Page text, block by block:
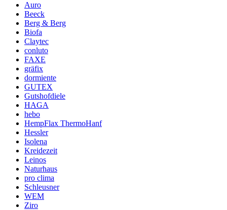
Auro
Beeck
Berg & Berg
Biofa
Claytec
conluto
FAXE
gräfix
dormiente
GUTEX
Gutshofdiele
HAGA
hebo
HempFlax ThermoHanf
Hessler
Isolena
Kreidezeit
Leinos
Naturhaus
pro clima
Schleusner
WEM
Ziro